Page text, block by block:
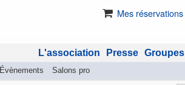
Mes réservations
Évènements Salons pro
Groupes
Presse
L'association